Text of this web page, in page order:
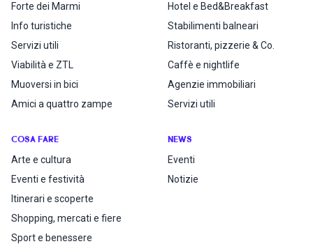
Forte dei Marmi
Info turistiche
Servizi utili
Viabilità e ZTL
Muoversi in bici
Amici a quattro zampe
Hotel e Bed&Breakfast
Stabilimenti balneari
Ristoranti, pizzerie & Co.
Caffè e nightlife
Agenzie immobiliari
Servizi utili
COSA FARE
Arte e cultura
Eventi e festività
Itinerari e scoperte
Shopping, mercati e fiere
Sport e benessere
NEWS
Eventi
Notizie